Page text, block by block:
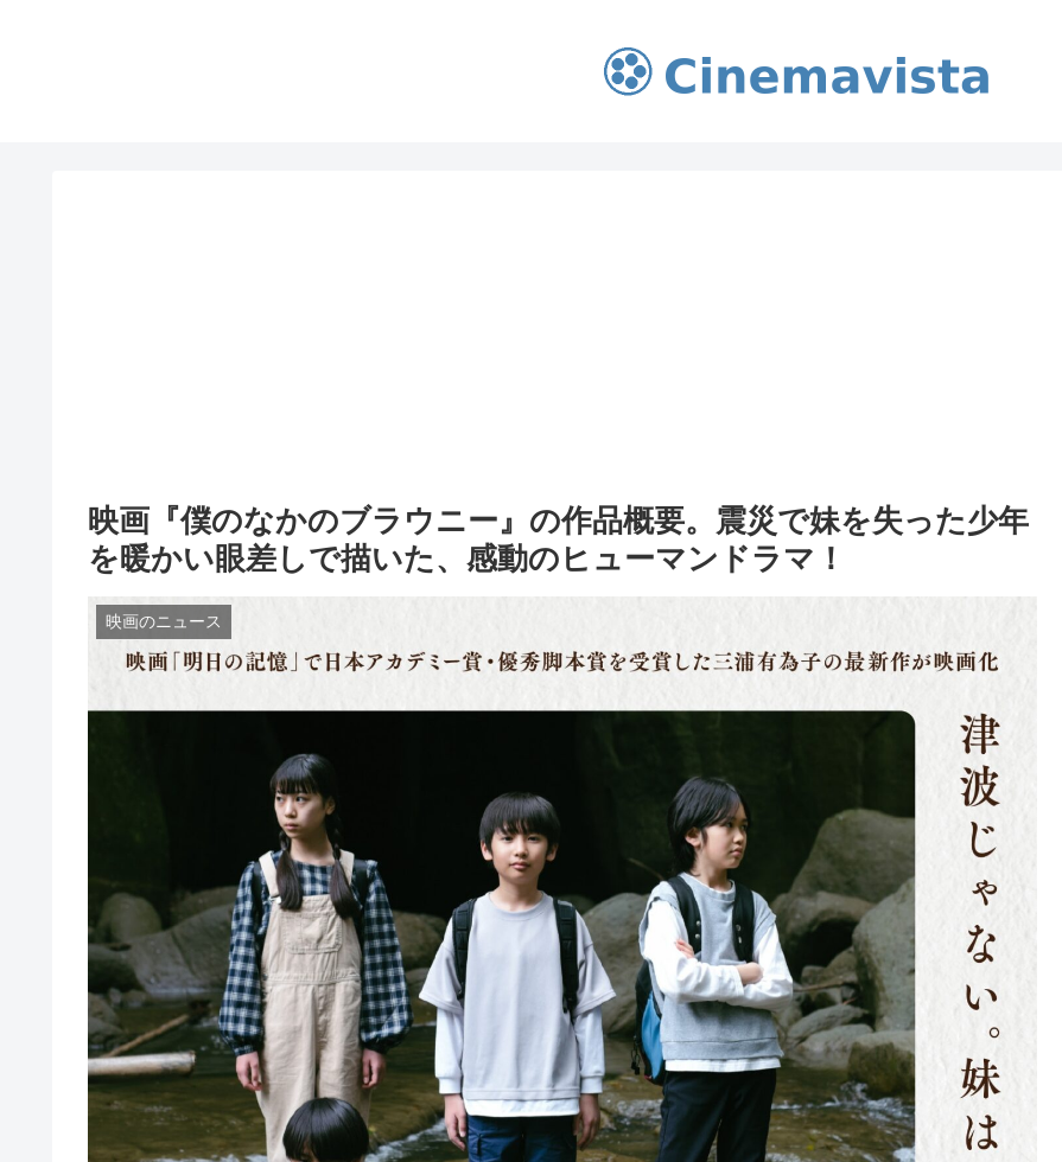
映画『僕のなかのブラウニー』の作品概要。震災で妹を失った少年
を暖かい眼差しで描いた、感動のヒューマンドラマ！
映画のニュース